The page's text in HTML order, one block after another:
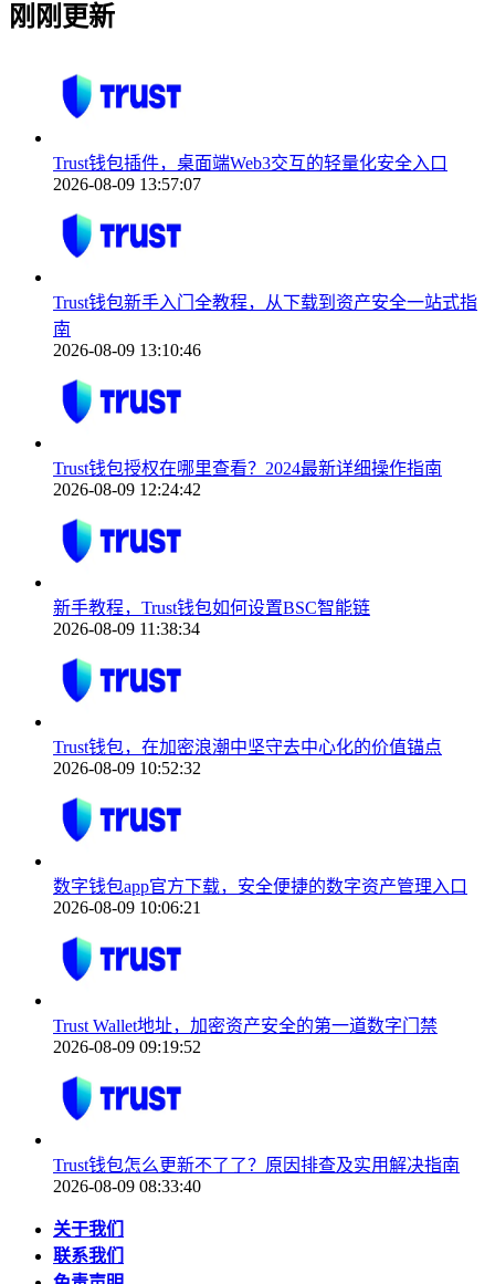
刚刚更新
Trust钱包插件，桌面端Web3交互的轻量化安全入口
2026-08-09 13:57:07
Trust钱包新手入门全教程，从下载到资产安全一站式指
南
2026-08-09 13:10:46
Trust钱包授权在哪里查看？2024最新详细操作指南
2026-08-09 12:24:42
新手教程，Trust钱包如何设置BSC智能链
2026-08-09 11:38:34
Trust钱包，在加密浪潮中坚守去中心化的价值锚点
2026-08-09 10:52:32
数字钱包app官方下载，安全便捷的数字资产管理入口
2026-08-09 10:06:21
Trust Wallet地址，加密资产安全的第一道数字门禁
2026-08-09 09:19:52
Trust钱包怎么更新不了了？原因排查及实用解决指南
2026-08-09 08:33:40
关于我们
联系我们